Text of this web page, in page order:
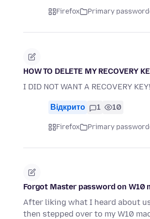
Firefox Primary password
HOW TO DELETE MY RECOVERY
I DID NOT WANT A RECOVERY
Відкрито 1 10
Firefox Primary password
Forgot Master password on W10
After liking what I heard about
then stepped over to my W10